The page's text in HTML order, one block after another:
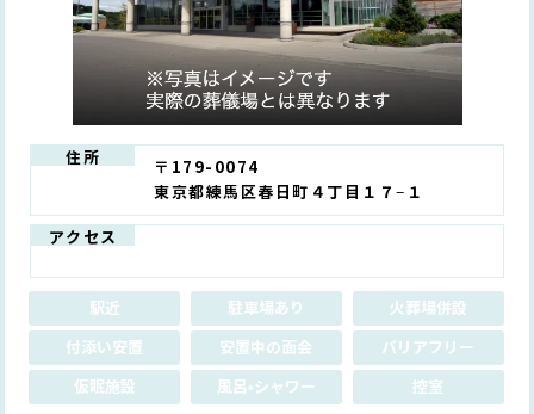
住所
〒179-0074
東京都練馬区春日町４丁目１７−１
アクセス
駅近 駐車場あり
火葬場併設
付添い安置
安置中の面会
バリアフリー
仮眠施設
風呂•シャワー 控室